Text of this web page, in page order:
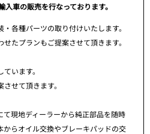
入車の販売を行なっております。
各種パーツの取り付けいたします。
たプランもご提案させて頂きます。
います。
せて頂きます。
て現地ディーラーから純正部品を随時
らオイル交換やブレーキパッドの交